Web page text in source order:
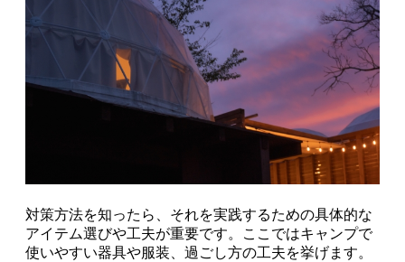
対策方法を知ったら、それを実践するための具体的な
アイテム選びや工夫が重要です。ここではキャンプで
使いやすい器具や服装、過ごし方の工夫を挙げます。